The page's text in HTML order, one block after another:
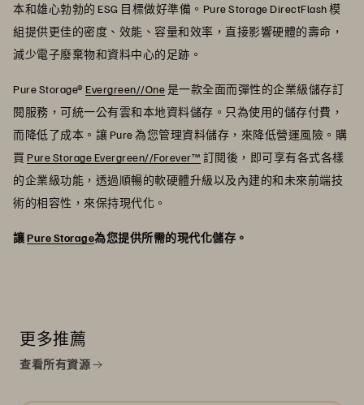
本和雄心勃勃的 ESG 目標做好準備。Pure Storage DirectFlash 模
組提供更佳的密度、效能、容量和效率，直接影響硬體的壽命，
減少電子廢棄物和資料中心的足跡。
Pure Storage® Evergreen//One是一款全面而彈性的企業級儲存訂
閱服務，可統一公有雲和本地資料儲存。只為使用的儲存付費，
而降低了成本。讓 Pure 為您管理資料儲存，來降低營運風險。購
買 Pure Storage Evergreen//Forever™ 訂閱後，即可享有各式各樣
的企業級功能，透過順暢的軟硬體升級以及內建的和未來前端技
術的相容性，來保持現代化。
讓Pure Storage為您提供所需的現代化儲存。
更多推薦
查看所有資源